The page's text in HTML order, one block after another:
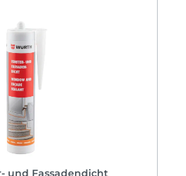
und Fassadendicht